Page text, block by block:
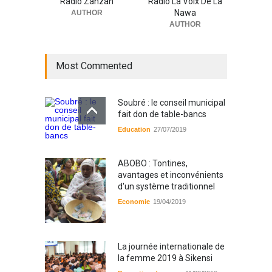
AUTHOR
Nawa
AUTHOR
Most Commented
Soubré : le conseil municipal
fait don de table-bancs
Education 27/07/2019
ABOBO : Tontines,
avantages et inconvénients
d'un système traditionnel
Economie 19/04/2019
La journée internationale de
la femme 2019 à Sikensi